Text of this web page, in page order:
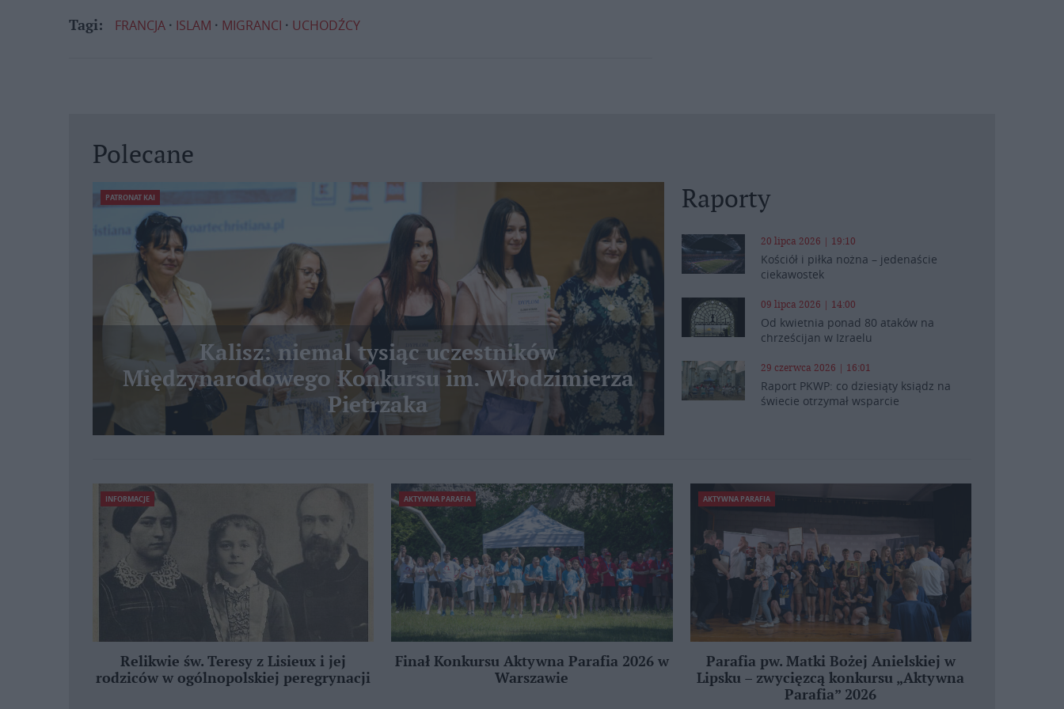
Tagi: FRANCJA ISLAM MIGRANCI UCHODŹCY
Polecane
PATRONAT KAI
Kalisz: niemal tysiąc uczestników
Międzynarodowego Konkursu im. Włodzimierza
Pietrzaka
Raporty
20 lipca 2026 | 19:10
Kościół i piłka nożna – jedenaście
ciekawostek
09 lipca 2026 | 14:00
Od kwietnia ponad 80 ataków na
chrześcijan w Izraelu
29 czerwca 2026 | 16:01
Raport PKWP: co dziesiąty ksiądz na
świecie otrzymał wsparcie
INFORMACJE
Relikwie św. Teresy z Lisieux i jej
rodziców w ogólnopolskiej peregrynacji
AKTYWNA PARAFIA
Finał Konkursu Aktywna Parafia 2026 w
Warszawie
AKTYWNA PARAFIA
Parafia pw. Matki Bożej Anielskiej w
Lipsku – zwycięzcą konkursu „Aktywna
Parafia” 2026